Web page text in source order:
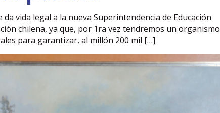
vida legal a la nueva Superintendencia de Educación
chilena, ya que, por 1ra vez tendremos un organismo
para garantizar, al millón 200 mil […]